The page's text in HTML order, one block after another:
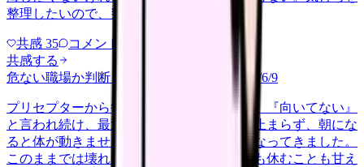
整理したいので、判断材料の集…
共感 35 コメント
共感する
危ない職場か判断してほしい
2026/6/9
プリセプターから毎日のように『辞めれば』『向いてない』
と言われ続け、最近は職場が近づくと涙が止まらず、朝にな
ると体が動きません。食事も喉を通らなくなってきました。
このままでは壊れてしまう気がします。でも休むことも甘え